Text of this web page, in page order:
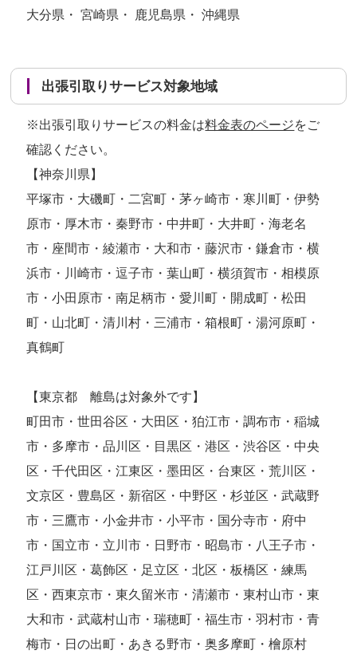
大分県・ 宮崎県・ 鹿児島県・ 沖縄県
出張引取りサービス対象地域
※出張引取りサービスの料金は料金表のページをご
確認ください。
【神奈川県】
平塚市・大磯町・二宮町・茅ヶ崎市・寒川町・伊勢
原市・厚木市・秦野市・中井町・大井町・海老名
市・座間市・綾瀬市・大和市・藤沢市・鎌倉市・横
浜市・川崎市・逗子市・葉山町・横須賀市・相模原
市・小田原市・南足柄市・愛川町・開成町・松田
町・山北町・清川村・三浦市・箱根町・湯河原町・
真鶴町
【東京都 離島は対象外です】
町田市・世田谷区・大田区・狛江市・調布市・稲城
市・多摩市・品川区・目黒区・港区・渋谷区・中央
区・千代田区・江東区・墨田区・台東区・荒川区・
文京区・豊島区・新宿区・中野区・杉並区・武蔵野
市・三鷹市・小金井市・小平市・国分寺市・府中
市・国立市・立川市・日野市・昭島市・八王子市・
江戸川区・葛飾区・足立区・北区・板橋区・練馬
区・西東京市・東久留米市・清瀬市・東村山市・東
大和市・武蔵村山市・瑞穂町・福生市・羽村市・青
梅市・日の出町・あきる野市・奥多摩町・檜原村